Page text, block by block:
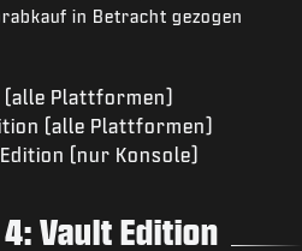
in Betracht gezogen
(alle Plattformen)
(alle Plattformen)
(nur Konsole)
Vault Edition